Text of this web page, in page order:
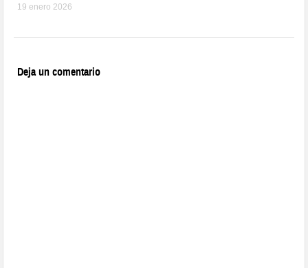
19 enero 2026
Deja un comentario